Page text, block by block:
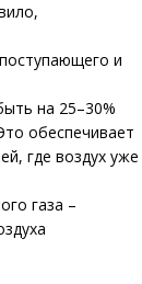
и
на 25–30%
обеспечивает
где воздух уже
газа –